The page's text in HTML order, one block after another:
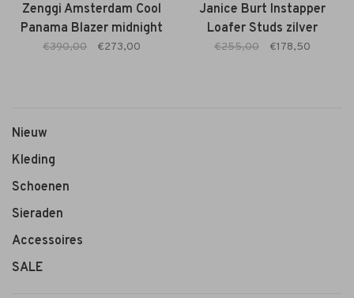
Zenggi Amsterdam Cool
Panama Blazer midnight
blue
€390,00 €273,00
Janice Burt Instapper
Loafer Studs zilver
€255,00 €178,50
Nieuw
Kleding
Schoenen
Sieraden
Accessoires
SALE